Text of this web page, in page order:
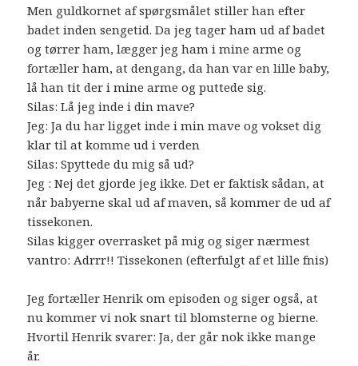
Men guldkornet af spørgsmålet stiller han efter
badet inden sengetid. Da jeg tager ham ud af badet
og tørrer ham, lægger jeg ham i mine arme og
fortæller ham, at dengang, da han var en lille baby,
lå han tit der i mine arme og puttede sig.
Silas: Lå jeg inde i din mave?
Jeg: Ja du har ligget inde i min mave og vokset dig
klar til at komme ud i verden
Silas: Spyttede du mig så ud?
Jeg : Nej det gjorde jeg ikke. Det er faktisk sådan, at
når babyerne skal ud af maven, så kommer de ud af
tissekonen.
Silas kigger overrasket på mig og siger nærmest
vantro: Adrrr!! Tissekonen (efterfulgt af et lille fnis)
Jeg fortæller Henrik om episoden og siger også, at
nu kommer vi nok snart til blomsterne og bierne.
Hvortil Henrik svarer: Ja, der går nok ikke mange
år.